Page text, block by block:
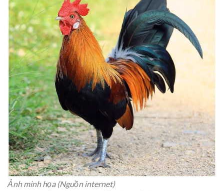
Ảnh minh họa (Nguồn internet)